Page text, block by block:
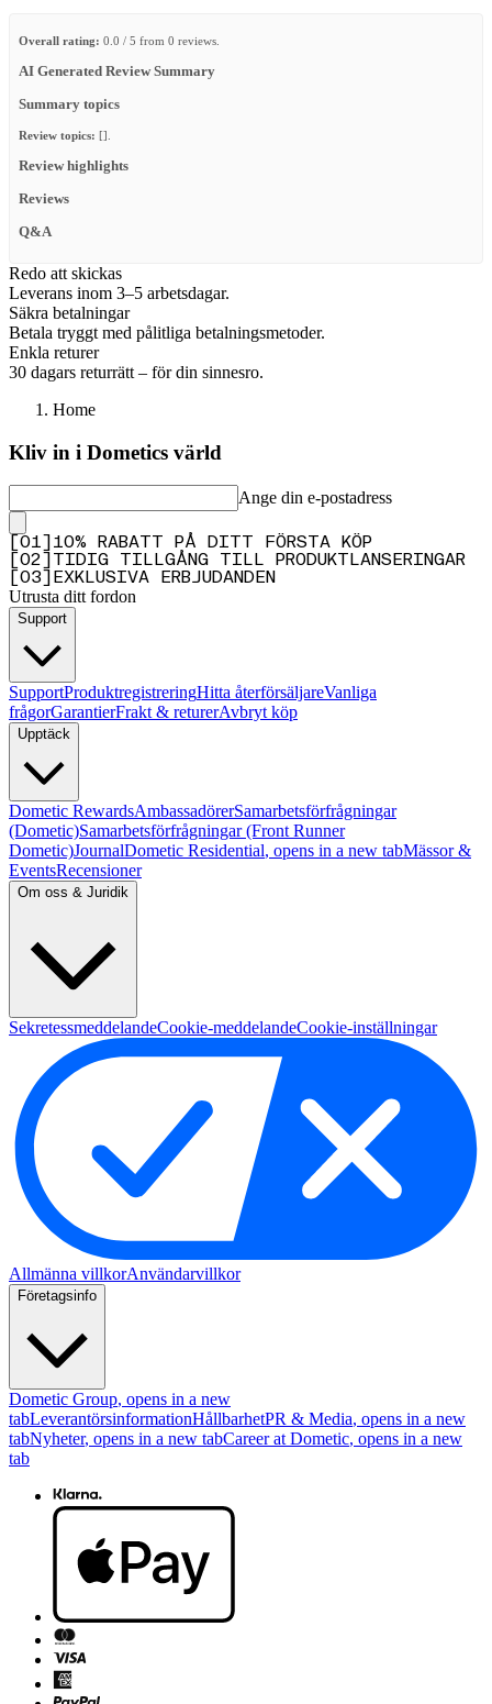
Overall rating: 0.0 / 5 from 0 reviews.
AI Generated Review Summary
Summary topics
Review topics: [].
Review highlights
Reviews
Q&A
Redo att skickas
Leverans inom 3–5 arbetsdagar.
Säkra betalningar
Betala tryggt med pålitliga betalningsmetoder.
Enkla returer
30 dagars returrätt – för din sinnesro.
Home
Kliv in i Dometics värld
Ange din e-postadress
01
10% RABATT PÅ DITT FÖRSTA KÖP
02
TIDIG TILLGÅNG TILL PRODUKTLANSERINGAR
03 EXKLUSIVA ERBJUDANDEN
Utrusta ditt fordon
Support
SupportProduktregistreringHitta återförsäljareVanliga
frågorGarantierFrakt & returerAvbryt köp
Upptäck
Dometic RewardsAmbassadörerSamarbetsförfrågningar
(Dometic)Samarbetsförfrågningar (Front Runner
Dometic)JournalDometic Residential, opens in a new tabMässor &
EventsRecensioner
Om oss & Juridik
SekretessmeddelandeCookie-meddelandeCookie-inställningar
Allmänna villkorAnvändarvillkor
Företagsinfo
Dometic Group, opens in a new
tabLeverantörsinformationHållbarhetPR & Media, opens in a new
tabNyheter, opens in a new tabCareer at Dometic, opens in a new
tab